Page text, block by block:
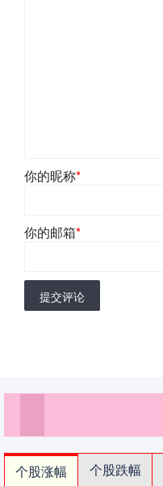
你的昵称*
你的邮箱*
提交评论
个股涨幅 个股跌幅